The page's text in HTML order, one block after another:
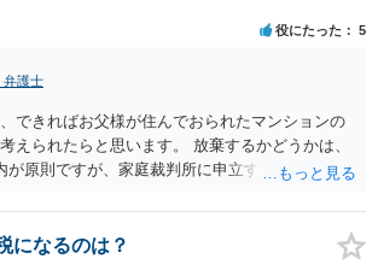
役にたった 5
弁護士
できればお父様が住んでおられたマンションの
えられたらと思います。 放棄するかどうかは、
が原則ですが、家庭裁判所に申立すれば3カ月の
ることができます。 銀行やサラ金が数年も放置
んので、数年後に借金が発見される可能性はほぼ
私が扱った相続放棄を検討していた案件で、期間
になるのは？